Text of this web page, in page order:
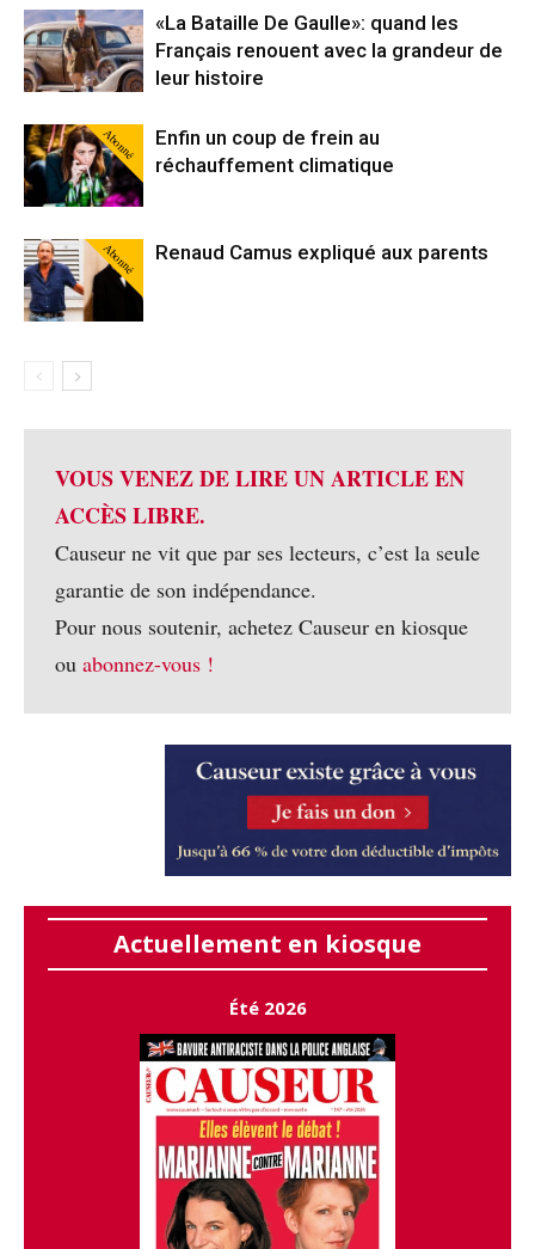
«La Bataille De Gaulle»: quand les
Français renouent avec la grandeur de
leur histoire
Abonné
Enfin un coup de frein au
réchauffement climatique
Abonné Renaud Camus expliqué aux parents
VOUS VENEZ DE LIRE UN ARTICLE EN
ACCÈS LIBRE.
Causeur ne vit que par ses lecteurs, c’est la seule
garantie de son indépendance.
Pour nous soutenir, achetez Causeur en kiosque
ou abonnez-vous !
Actuellement en kiosque
Été 2026